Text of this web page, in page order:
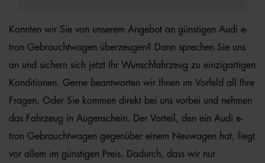
Konnten wir Sie von unserem Angebot an günstigen Audi e-
tron Gebrauchtwagen überzeugen? Dann sprechen Sie uns
an und sichern sich jetzt Ihr Wunschfahrzeug zu einzigartigen
Konditionen. Gerne beantworten wir Ihnen im Vorfeld all Ihre
Fragen. Oder Sie kommen direkt bei uns vorbei und nehmen
das Fahrzeug in Augenschein. Der Vorteil, den ein Audi e-
tron Gebrauchtwagen gegenüber einem Neuwagen hat, liegt
vor allem im günstigen Preis. Dadurch, dass wir nur